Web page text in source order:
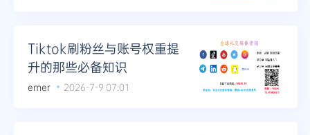
Tiktok刷粉丝与账号权重提
升的那些必备知识
emer 2026-7-9 07:01